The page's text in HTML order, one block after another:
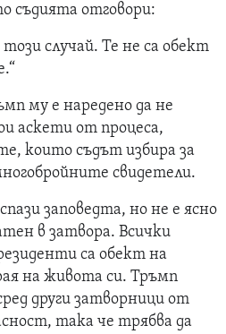
съдията отговори:
този случай. Те не са обект
му е наредено да не
аскети от процеса,
които съдът избира за
свидетели.
заповедта, но не е ясно
в затвора. Всички
са обект на
на живота си. Тръмп
други затворници от
така че трябва да